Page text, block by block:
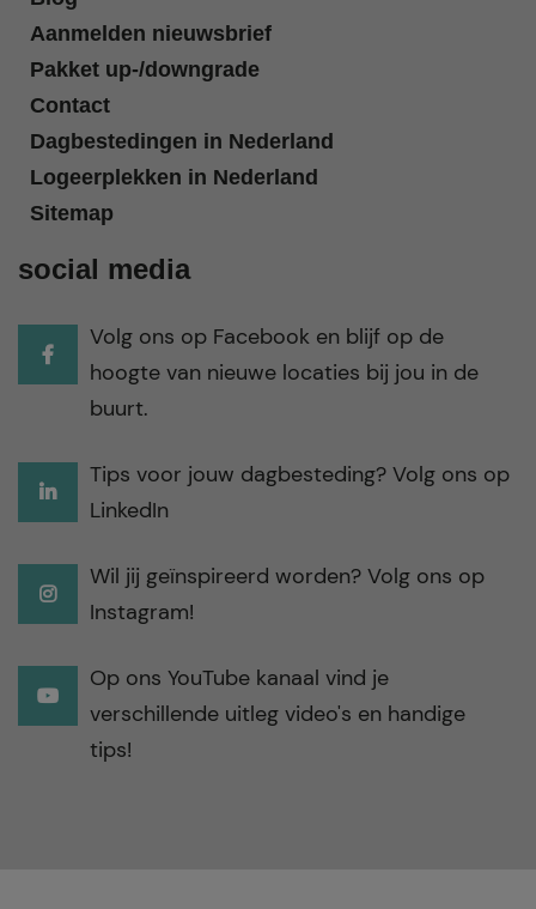
Aanmelden nieuwsbrief
Pakket up-/downgrade
Contact
Dagbestedingen in Nederland
Logeerplekken in Nederland
Sitemap
social media
Volg ons op Facebook en blijf op de
hoogte van nieuwe locaties bij jou in de
buurt.
Tips voor jouw dagbesteding? Volg ons op
LinkedIn
Wil jij geïnspireerd worden? Volg ons op
Instagram!
Op ons YouTube kanaal vind je
verschillende uitleg video's en handige
tips!